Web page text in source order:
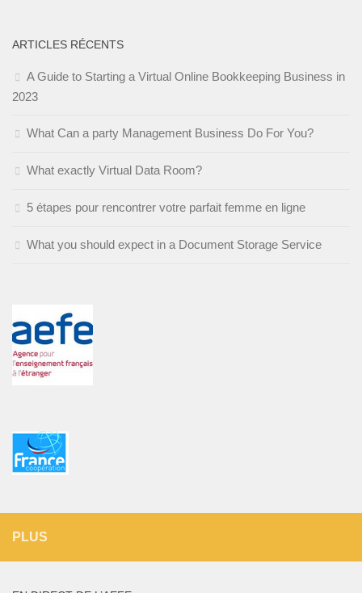
ARTICLES RÉCENTS
A Guide to Starting a Virtual Online Bookkeeping Business in
2023
What Can a party Management Business Do For You?
What exactly Virtual Data Room?
5 étapes pour rencontrer votre parfait femme en ligne
What you should expect in a Document Storage Service
PLUS